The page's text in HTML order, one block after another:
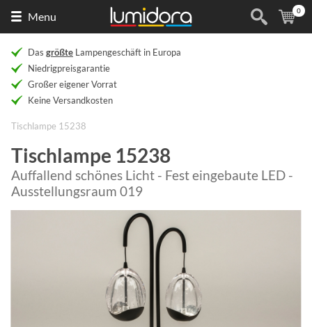
Menu (
0
Das größte Lampengeschäft in Europa
Niedrigpreisgarantie
Großer eigener Vorrat
Keine Versandkosten
Tischlampe 15238
Tischlampe 15238
Auffallend schönes Licht - Fest eingebaute LED -
Ausstellungsraum 019